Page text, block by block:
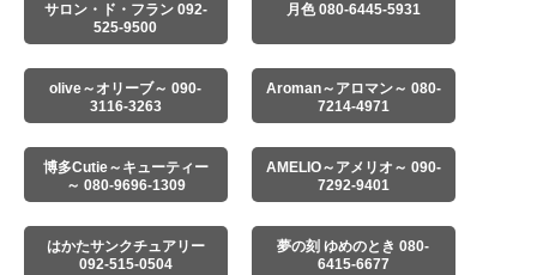
サロン・ド・フラン 092-
525-9500
月色 080-6445-5931
olive～オリーブ～ 090-
3116-3263
Aroman～アロマン～ 080-
7214-4971
博多Cutie～キューティー
～ 080-9696-1309
AMELIO～アメリオ～ 090-
7292-9401
はかたサンクチュアリー
092-515-0504
夢の刻 ゆめのとき 080-
6415-6677